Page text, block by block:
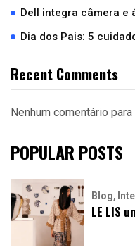
Dell integra câmera e
Dia dos Pais: 5
Recent Comments
Nenhum comentário para
POPULAR POSTS
Blog
LE LIS